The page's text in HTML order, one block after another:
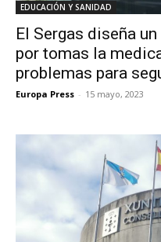
EDUCACIÓN Y SANIDAD
El Sergas diseña
por tomas la
problemas para
Europa Press - 15 mayo, 2023